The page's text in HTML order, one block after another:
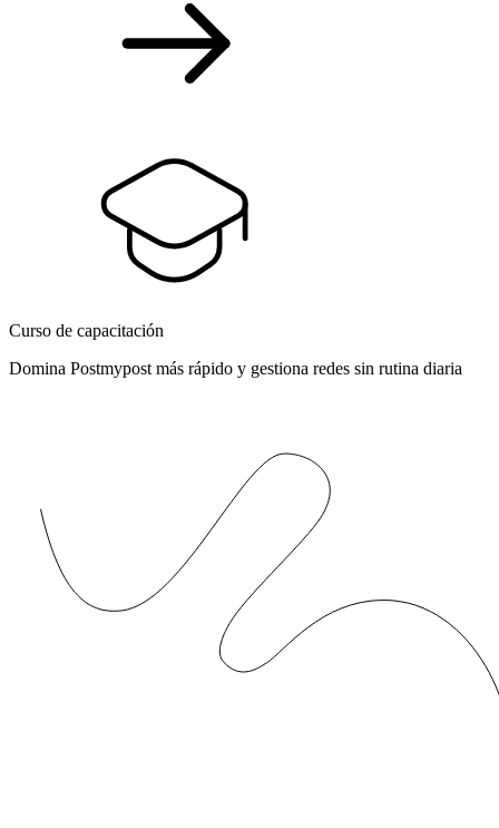
Curso de capacitación
Domina Postmypost más rápido y gestiona redes sin rutina diaria